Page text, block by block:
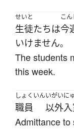
せいと
生徒たちは
こ
今
いけません。
The students
this week.
しょくいん
職員
いがい
以外
に
Admittance to